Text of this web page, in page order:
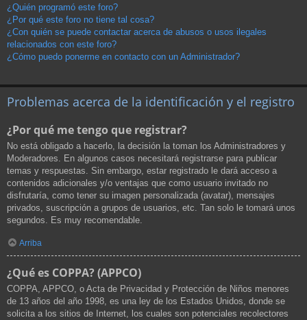
¿Quién programó este foro?
¿Por qué este foro no tiene tal cosa?
¿Con quién se puede contactar acerca de abusos o usos ilegales
relacionados con este foro?
¿Cómo puedo ponerme en contacto con un Administrador?
Problemas acerca de la identificación y el registro
¿Por qué me tengo que registrar?
No está obligado a hacerlo, la decisión la toman los Administradores y
Moderadores. En algunos casos necesitará registrarse para publicar
temas y respuestas. Sin embargo, estar registrado le dará acceso a
contenidos adicionales y/o ventajas que como usuario invitado no
disfrutaría, como tener su imagen personalizada (avatar), mensajes
privados, suscripción a grupos de usuarios, etc. Tan solo le tomará unos
segundos. Es muy recomendable.
Arriba
¿Qué es COPPA? (APPCO)
COPPA, APPCO, o Acta de Privacidad y Protección de Niños menores
de 13 años del año 1998, es una ley de los Estados Unidos, donde se
solicita a los sitios de Internet, los cuales son potenciales recolectores